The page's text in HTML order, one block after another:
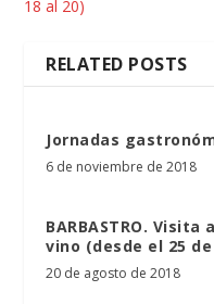
18 al 20)
RELATED POSTS
Jornadas
6 de noviembre de 2018
BARBASTRO. Visita
vino (desde el 25
20 de agosto de 2018